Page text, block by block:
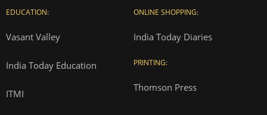
EDUCATION:
Vasant Valley
India Today Education
ITMI
ONLINE SHOPPING:
India Today Diaries
PRINTING:
Thomson Press